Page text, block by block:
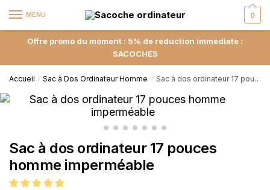
MENU 0
Offre promo du moment : 5% de réduction immédiate :
SACOCHE5
Accueil / Sac à Dos Ordinateur Homme / Sac à dos ordinateur 17 pouces homme imperméable
Sac à dos ordinateur 17 pouces
homme imperméable